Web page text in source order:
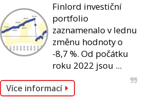
Finlord investiční
portfolio
zaznamenalo v lednu
změnu hodnoty o
-8,7 %. Od počátku
roku 2022 jsou ...
Více informací